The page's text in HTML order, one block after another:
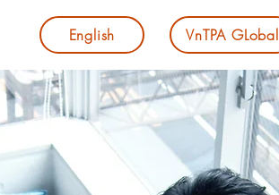
English VnTPA GLobal